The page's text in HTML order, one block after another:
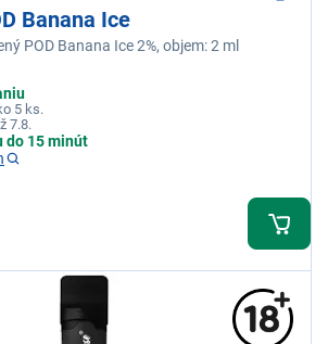
Banana Ice
POD Banana Ice 2%, objem: 2 ml
5 ks.
7.8.
do 15 minút